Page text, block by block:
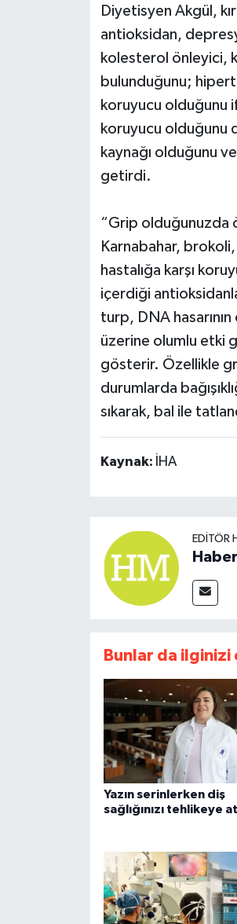
Diyetisyen Akgül,
antioksidan,
kolesterol önleyici,
bulunduğunu;
koruyucu olduğunu
koruyucu olduğunu
kaynağı olduğunu
getirdi.
“Grip olduğunuzda
Karnabahar,
hastalığa karşı
içerdiği
turp, DNA
üzerine olumlu etki
gösterir. Özellikle
durumlarda
sıkarak, bal ile
Kaynak: İHA
EDITÖR
Bunlar da ilginizi
Yazın serinlerken diş
sağlığınızı tehlikeye